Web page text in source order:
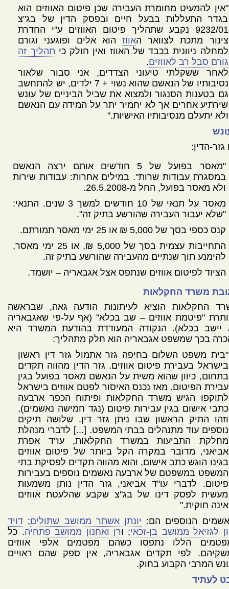
"אין להמעיט מחומרת העבירה שכן פיטום האווזים הוא
בגדר התעללות בבעל חיים ובפסק הדין של בג"צ
9232/01 נקבע שתהליך פיטום האווזים ע"י החדרת
צינור מתכת לצוואר האווז הוא אלים ופוגעני וגורם
למחלה ניוונית בכבד של האווז ואין חולק כי תהליך זה
גורם סבל רב לאווזים.
לאחר ששקלתי טיעוני הצדדים, אני סבור שלאור
נסיבותיו של הנאשם שהוא נשוי + 7 ילדים, יש להתחשב
גם בטענות הסנגור ולמצוא את שביל הביניים של עונש
שירתיע אחרים אך לא יחמיר יתר על המידה עם הנאשם
ולא יתעלם מנסיבותיו האישיות."
גזר-הדין:
"מאסר בפועל של 5 חודשים אותם ירצה הנאשם
במסגרת עבודות שרות". במילים אחרות: עבודות שירות
ולא מאסר בפועל, החל מ-26.5.2008.
מאסר על תנאי של 10 חודשים למשך 3 שנים. התנאי:
"שלא יעבור העבירה שהורשע בתיק זה".
קנס כספי בסך של 5,000 ₪ או 25 ימי מאסר תמורתם.
התחייבות עצמית בסך של 5,000 ₪, או 25 ימי מאסר,
להימנע תוך שנתיים מהעבירה שהורשע בתיק זה.
הציוד לפיטום אווזים שנתפס אצל אגבאריה – יושמד.
משרד החקלאות
החקלאות הוציא לעיתונות הודעה גאה, שבראשה
"פיטמת אווזים – שב בכלא" (אף על-פי שאגבאריה
יישב בכלא). הנקודה המעודדת בהודעת המשרד היא
בכך שמשפט אגבאריה הוא חלק מתהליך:
"בית משפט השלום בחיפה גזר אתמול גזר דין ראשון
בישראל בעבירת פיטום אווזים. גזר הדין מהווה תקדים
בתחום, כיוון שהוא משית על הנאשם מאסר בפועל בגין
עבירת הפיטום. מאז נכנס האיסור לפטם אווזים בישראל
לתוקפו הגיש משרד החקלאות ופיתוח הכפר ארבעה
כתבי אישום בגין עבירות פיטום (נגד חמישה נאשמים),
וזהו התיק הראשון שבו ניתן גזר דין. שלושה תיקים
נוספים עוד מתנהלים בבתי המשפט. [...] לדברי מנהלת
מחלקת התביעות במשרד החקלאות, עו"ד אפרת
אביאני, מדובר במקרה הקל ביותר של פיטום אווזים
בגינו הוגש כתב אישום, והוא מהווה תקדים לפסיקת בתי
המשפט במשפטם של ארבעה נאשמים נוספים בעבירות
פיטום. לדברי עו"ד אביאני, גזר הדין נותן משמעות
מעשית לפסק דינו של בג"צ שקבע שהלעטת אווזים
אינה חוקית."
הנוספים הם: יונתן אשתר ממושב שתולים; דויד
לגזיאל ממושב בן-זכאי; ורן ואחנון ממושב פתחיה. כל
הללו נתפסו כשהם מפטמים אלפי אווזים
לפי תקדים אגבאריה, אין ספק שהם ראויים
המרבי הקבוע בחוק.
לעתיד